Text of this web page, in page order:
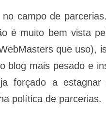
campo de
é muito bem vista
que uso),
blog mais pesado e
forçado a
política de parcerias.